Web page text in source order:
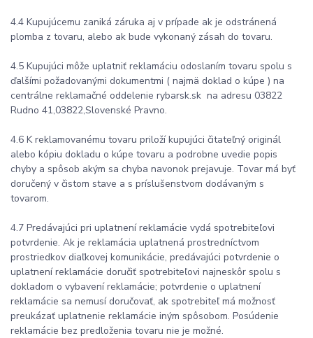
4.4 Kupujúcemu zaniká záruka aj v prípade ak je odstránená
plomba z tovaru, alebo ak bude vykonaný zásah do tovaru.
4.5 Kupujúci môže uplatniť reklamáciu odoslaním tovaru spolu s
ďalšími požadovanými dokumentmi ( najmä doklad o kúpe ) na
centrálne reklamačné oddelenie rybarsk.sk na adresu 03822
Rudno 41,03822,Slovenské Pravno.
4.6 K reklamovanému tovaru priloží kupujúci čitateľný originál
alebo kópiu dokladu o kúpe tovaru a podrobne uvedie popis
chyby a spôsob akým sa chyba navonok prejavuje. Tovar má byť
doručený v čistom stave a s príslušenstvom dodávaným s
tovarom.
4.7 Predávajúci pri uplatnení reklamácie vydá spotrebiteľovi
potvrdenie. Ak je reklamácia uplatnená prostredníctvom
prostriedkov diaľkovej komunikácie, predávajúci potvrdenie o
uplatnení reklamácie doručiť spotrebiteľovi najneskôr spolu s
dokladom o vybavení reklamácie; potvrdenie o uplatnení
reklamácie sa nemusí doručovať, ak spotrebiteľ má možnosť
preukázať uplatnenie reklamácie iným spôsobom. Posúdenie
reklamácie bez predloženia tovaru nie je možné.